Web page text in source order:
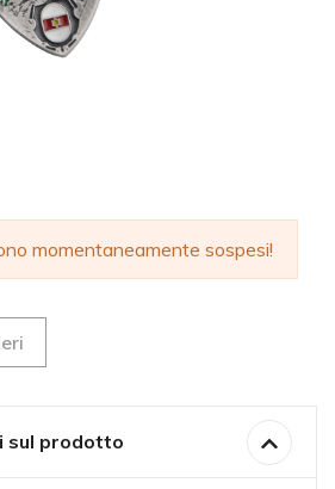
momentaneamente sospesi!
sul prodotto